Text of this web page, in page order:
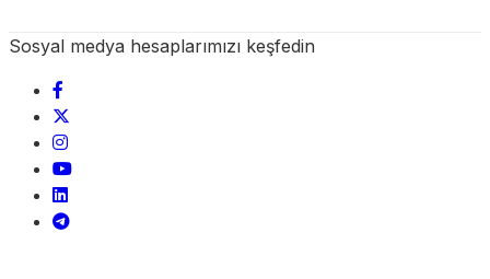
Sosyal medya hesaplarımızı keşfedin